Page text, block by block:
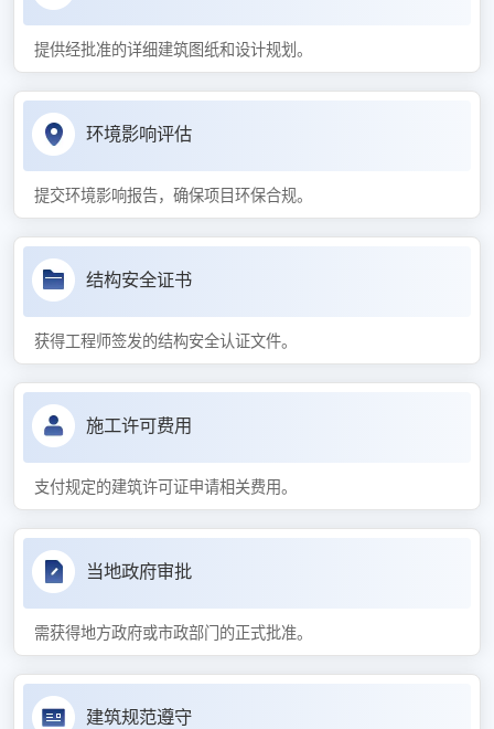
提供经批准的详细建筑图纸和设计规划。
环境影响评估
提交环境影响报告，确保项目环保合规。
结构安全证书
获得工程师签发的结构安全认证文件。
施工许可费用
支付规定的建筑许可证申请相关费用。
当地政府审批
需获得地方政府或市政部门的正式批准。
建筑规范遵守